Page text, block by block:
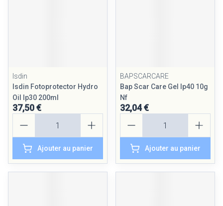
Isdin
Isdin Fotoprotector Hydro
Oil Ip30 200ml
37,50 €
Ajouter au panier
BAPSCARCARE
Bap Scar Care Gel Ip40 10g
Nf
32,04 €
Ajouter au panier